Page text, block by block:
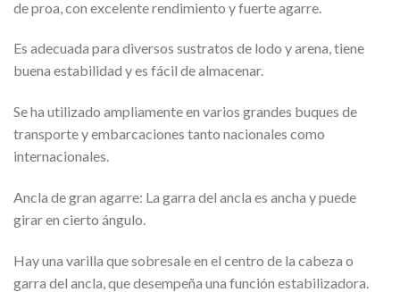
de proa, con excelente rendimiento y fuerte agarre.
Es adecuada para diversos sustratos de lodo y arena, tiene
buena estabilidad y es fácil de almacenar.
Se ha utilizado ampliamente en varios grandes buques de
transporte y embarcaciones tanto nacionales como
internacionales.
Ancla de gran agarre: La garra del ancla es ancha y puede
girar en cierto ángulo.
Hay una varilla que sobresale en el centro de la cabeza o
garra del ancla, que desempeña una función estabilizadora.